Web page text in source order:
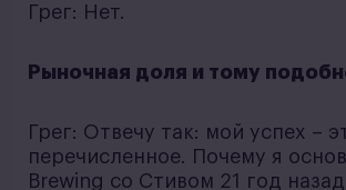
Грег: Нет.
Рыночная доля и тому
Грег: Отвечу так: мой успех –
перечисленное. Почему я
Brewing со Стивом 21 год